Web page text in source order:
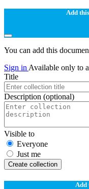
Add
You can add this
Sign in Available only to
Title
Description (optional)
Visible to
Everyone
Just me
Create collection
Add